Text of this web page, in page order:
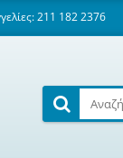
211 182 2376